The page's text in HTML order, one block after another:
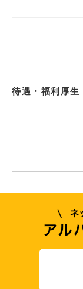
待遇・福利厚生